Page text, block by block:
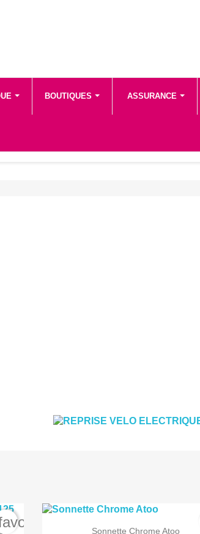
BOUTIQUES ASSURANCE
 Aperçu rapide
Sonnette Chrome Atoo